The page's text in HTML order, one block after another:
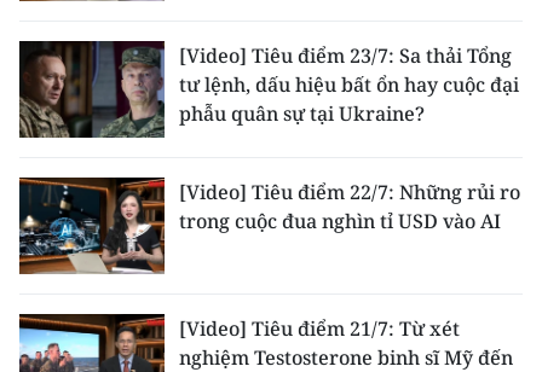
[Video] Tiêu điểm 23/7: Sa thải Tổng
tư lệnh, dấu hiệu bất ổn hay cuộc đại
phẫu quân sự tại Ukraine?
[Video] Tiêu điểm 22/7: Những rủi ro
trong cuộc đua nghìn tỉ USD vào AI
[Video] Tiêu điểm 21/7: Từ xét
nghiệm Testosterone binh sĩ Mỹ đến